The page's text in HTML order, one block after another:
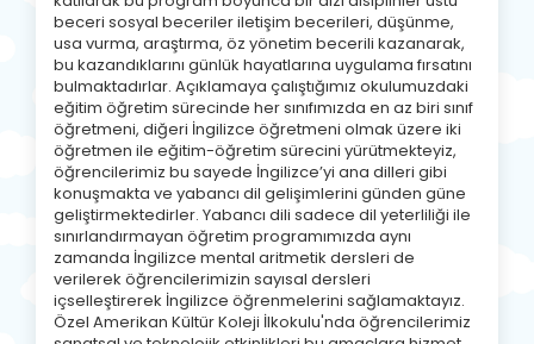
beceri sosyal beceriler iletişim becerileri, düşünme,
usa vurma, araştırma, öz yönetim becerili kazanarak,
bu kazandıklarını günlük hayatlarına uygulama fırsatını
bulmaktadırlar. Açıklamaya çalıştığımız okulumuzdaki
eğitim öğretim sürecinde her sınıfımızda en az biri sınıf
öğretmeni, diğeri İngilizce öğretmeni olmak üzere iki
öğretmen ile eğitim-öğretim sürecini yürütmekteyiz,
öğrencilerimiz bu sayede İngilizce’yi ana dilleri gibi
konuşmakta ve yabancı dil gelişimlerini günden güne
geliştirmektedirler. Yabancı dili sadece dil yeterliliği ile
sınırlandırmayan öğretim programımızda aynı
zamanda İngilizce mental aritmetik dersleri de
verilerek öğrencilerimizin sayısal dersleri
içselleştirerek İngilizce öğrenmelerini sağlamaktayız.
Özel Amerikan Kültür Koleji İlkokulu'nda öğrencilerimiz